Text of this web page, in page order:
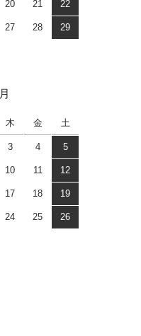
20 21 22
27 28 29
木 金 土
3 4 5
10 11 12
17 18 19
24 25 26